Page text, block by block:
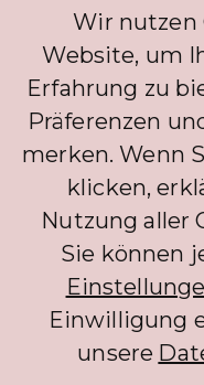
Wir nutzen
Website, um
Erfahrung zu
Präferenzen
merken. Wenn
klicken,
Nutzung aller
Sie können
Einwilligung
unsere